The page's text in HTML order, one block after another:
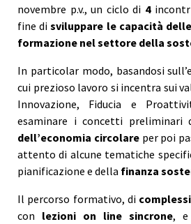
novembre p.v., un ciclo di 4
fine disviluppare le capacità
formazione nel settore della
In particolar modo, basandosi
cui prezioso lavoro si incentra sui
Innovazione, Fiducia e
esaminare i concetti preliminari
dell’economia circolareper poi
attento di alcune tematiche
pianificazione e della finanza
Il percorso formativo, di
con lezioni on line sincrone, e